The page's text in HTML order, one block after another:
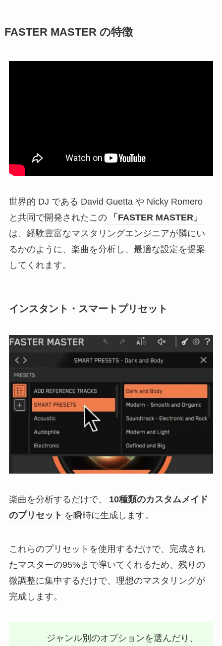
FASTER MASTER の特徴
世界的 DJ である David Guetta や Nicky Romero
と共同で開発されたこの
「FASTER MASTER」
は、経験豊富なマスタリングエンジニアが隣にい
るかのように、楽曲を分析し、最適な設定を提案
してくれます。
インスタント・スマートプリセット
楽曲を分析するだけで、
10種類のカスタムメイド
のプリセット を瞬時に生成します。
これらのプリセットを使用するだけで、完成され
たマスターの95%まで導いてくれるため、残りの
微調整に集中するだけで、理想のマスタリングが
完成します。
ジャンル別のオプションを選んだり、